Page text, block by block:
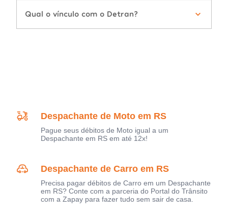
Qual o vínculo com o Detran?
Despachante de Moto em RS
Pague seus débitos de Moto igual a um
Despachante em RS em até 12x!
Despachante de Carro em RS
Precisa pagar débitos de Carro em um Despachante
em RS? Conte com a parceria do Portal do Trânsito
com a Zapay para fazer tudo sem sair de casa.